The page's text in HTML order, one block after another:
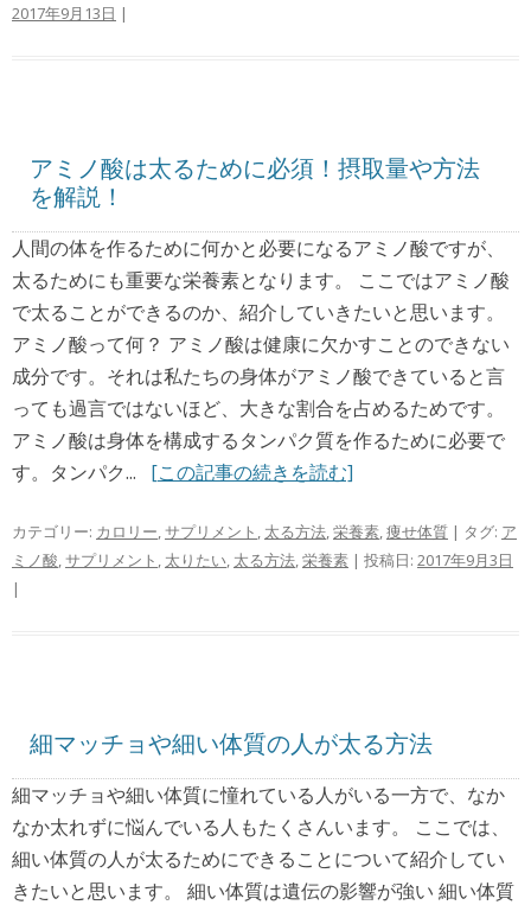
2017年9月13日 |
アミノ酸は太るために必須！摂取量や方法
を解説！
人間の体を作るために何かと必要になるアミノ酸ですが、
太るためにも重要な栄養素となります。 ここではアミノ酸
で太ることができるのか、紹介していきたいと思います。
アミノ酸って何？ アミノ酸は健康に欠かすことのできない
成分です。それは私たちの身体がアミノ酸できていると言
っても過言ではないほど、大きな割合を占めるためです。
アミノ酸は身体を構成するタンパク質を作るために必要で
す。タンパク... [この記事の続きを読む]
カテゴリー: カロリー,サプリメント , 太る方法,栄養素,痩せ体質 | タグ: ア
ミノ酸,サプリメント , 太りたい, 太る方法,栄養素 | 投稿日: 2017年9月3日
|
細マッチョや細い体質の人が太る方法
細マッチョや細い体質に憧れている人がいる一方で、なか
なか太れずに悩んでいる人もたくさんいます。 ここでは、
細い体質の人が太るためにできることについて紹介してい
きたいと思います。 細い体質は遺伝の影響が強い 細い体質